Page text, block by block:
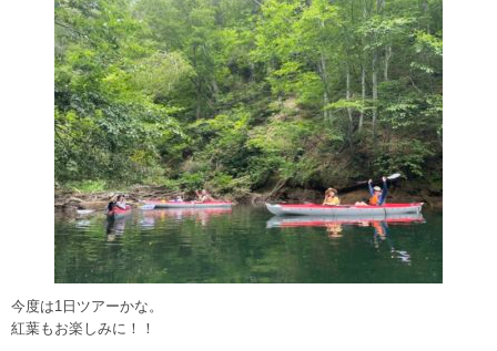
今度は1日ツアーかな。
紅葉もお楽しみに！！